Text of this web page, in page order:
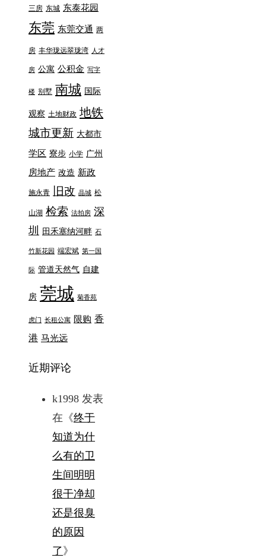
三房 东城 东泰花园
东莞 东莞交通 两
房 丰华珑远翠珑湾 人才
房 公寓 公积金 写字
楼 别墅 南城 国际
观察 土地财政 地铁
城市更新 大都市
学区 寮步 小学 广州
房地产 改造 新政
施永青 旧改 晶城 松
山湖 检索 法拍房 深
圳
田禾塞纳河畔 石
竹新花园 端宏斌 第一国
际 管道天然气 自建
房 莞城 菊香苑
虎门 长租公寓 限购 香
港 马光远
近期评论
k1998 发表
在《终于
知道为什
么有的卫
生间明明
很干净却
还是很臭
的原因
了 》